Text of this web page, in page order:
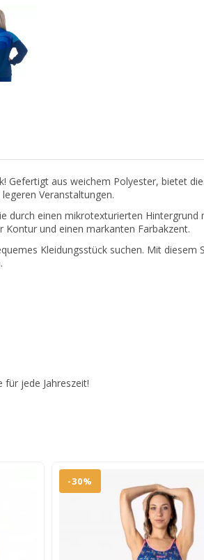
Gefertigt aus weichem Polyester, bietet
Veranstaltungen.
einen mikrotexturierten
und einen markanten Farbakzent.
Kleidungsstück suchen. Mit
für jede Jahreszeit!
-30%